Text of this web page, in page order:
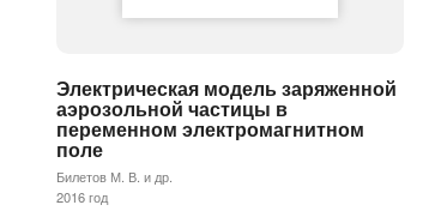
Электрическая модель заряженной
аэрозольной частицы в
переменном электромагнитном
поле
Билетов М. В. и др.
2016 год